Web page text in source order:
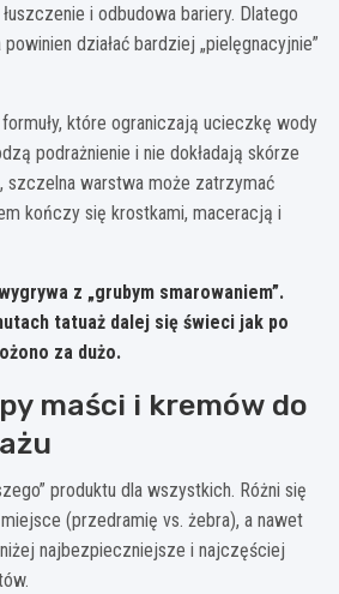
i odbudowa bariery. Dlatego
działać bardziej „pielęgnacyjnie”
które ograniczają ucieczkę wody
podrażnienie i nie dokładają skórze
szczelna warstwa może zatrzymać
kończy się krostkami, maceracją i
z „grubym smarowaniem”.
tatuaż dalej się świeci jak po
za dużo.
maści i kremów do
produktu dla wszystkich. Różni się
(przedramię vs. żebra), a nawet
najbezpieczniejsze i najczęściej